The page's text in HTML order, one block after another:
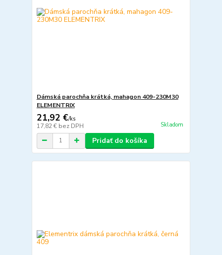
Dámská parochňa krátká, mahagon 409-230M30
ELEMENTRIX
21,92 €/ks
17,82 € bez DPH Skladom
Pridať do košíka